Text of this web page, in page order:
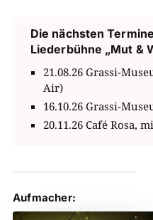
Die nächsten
Liederbühne „Mut &
21.08.26 Grassi-
Air)
16.10.26 Grassi-
20.11.26 Café Rosa,
Aufmacher: